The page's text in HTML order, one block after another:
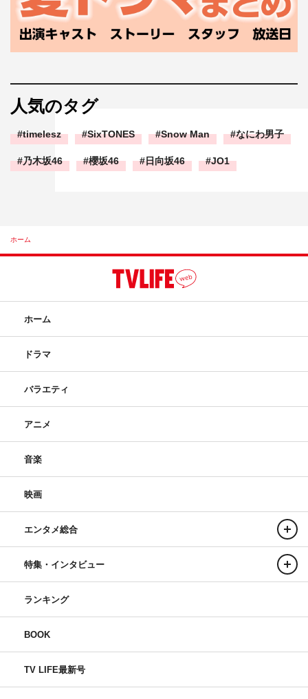
人気のタグ
timelesz SixTONES Snow Man なにわ男子
乃木坂46 櫻坂46 日向坂46 JO1
ホーム
ホーム
ドラマ
バラエティ
アニメ
音楽
映画
エンタメ総合
特集・インタビュー
ランキング
BOOK
TV LIFE最新号